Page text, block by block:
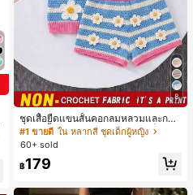
8
ชุดเสื้อยืดแขนสั้นคอกลมหลวมและกาง
เกงขาสั้นไบค์เกอร์รัดรูปสำหรับเด็กผู้ห
ญิง สไตล์มินิมอล เหมาะสำหรับฤดูใบไ
#1 ขายดี ใน หลากสี ชุดเด็กผู้หญิง
60+ sold
฿179